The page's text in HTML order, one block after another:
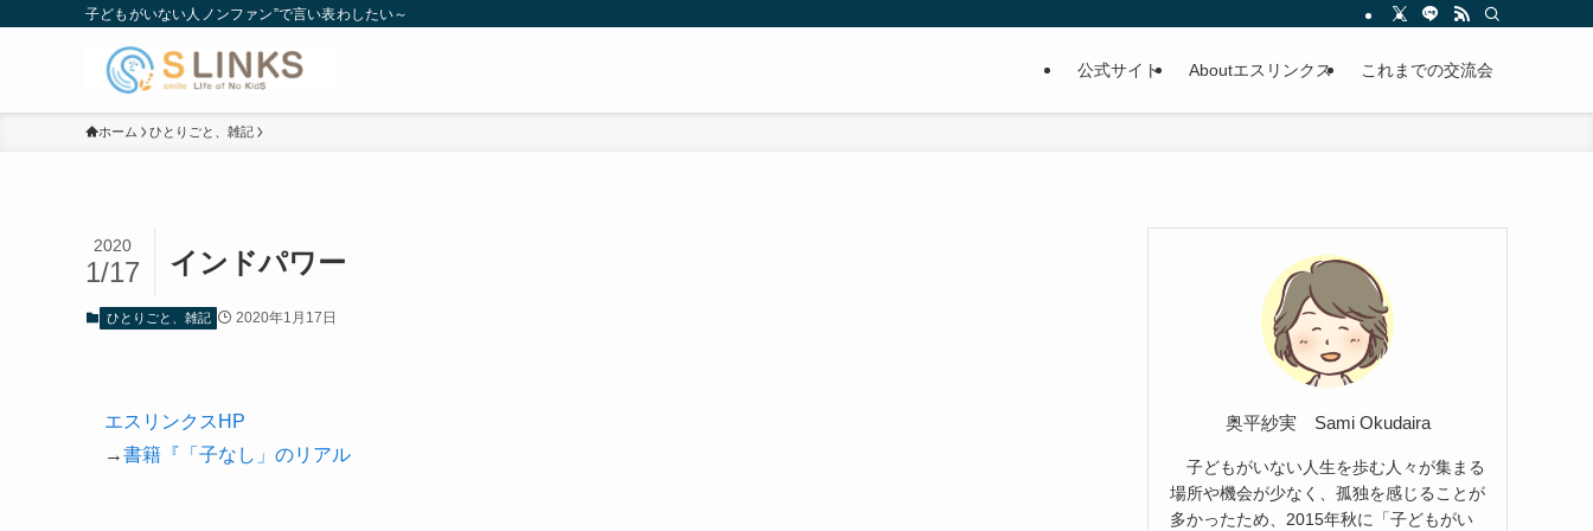
子どもがいない人ノンファン”で言い表わしたい～
公式サイト Aboutエスリンクス これまでの交流会
ホーム ひとりごと、雑記
インドパワー
2020
1/17
ひとりごと、雑記 2020年1月17日
エスリンクスHP
→書籍『「子なし」のリアル
奥平紗実 Sami Okudaira
子どもがいない人生を歩む人々が集まる
場所や機会が少なく、孤独を感じることが
多かったため、2015年秋に「子どもがい